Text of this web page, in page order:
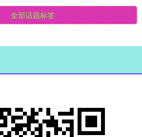
全部话题标签